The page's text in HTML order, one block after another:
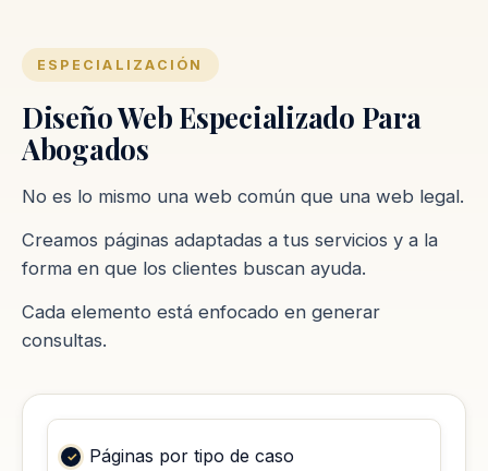
ESPECIALIZACIÓN
Diseño Web Especializado Para
Abogados
No es lo mismo una web común que una web legal.
Creamos páginas adaptadas a tus servicios y a la
forma en que los clientes buscan ayuda.
Cada elemento está enfocado en generar
consultas.
Páginas por tipo de caso